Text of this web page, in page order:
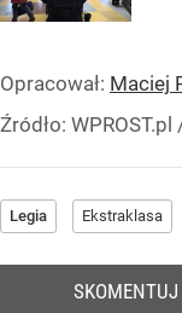
Opracował: Maciej
Źródło: WPROST.pl
Legia Ekstraklasa
SKOMENTUJ